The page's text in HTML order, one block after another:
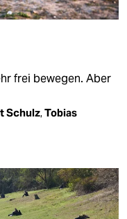
frei bewegen. Aber
Schulz,Tobias